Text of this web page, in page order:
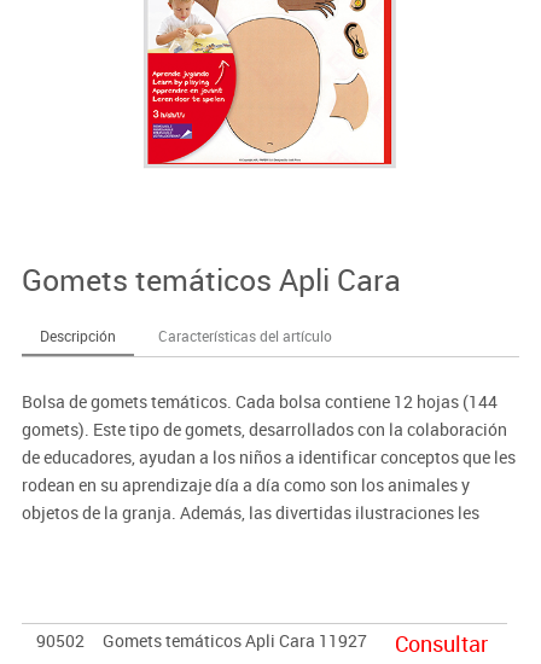
Gomets temáticos Apli Cara
Descripción Características del artículo
Bolsa de gomets temáticos. Cada bolsa contiene 12 hojas (144
gomets). Este tipo de gomets, desarrollados con la colaboración
de educadores, ayudan a los niños a identificar conceptos que les
rodean en su aprendizaje día a día como son los animales y
objetos de la granja. Además, las divertidas ilustraciones les
Gomets de adhesivo removible para que puedan corregir si se
equivocan. El formato ideal para escuelas dado a su gran
90502
Gomets temáticos Apli Cara 11927
Consultar